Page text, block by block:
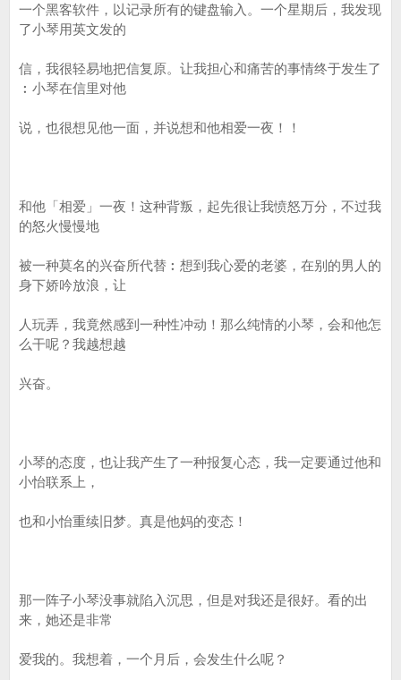
一个黑客软件，以记录所有的键盘输入。一个星期后，我发现
了小琴用英文发的
信，我很轻易地把信复原。让我担心和痛苦的事情终于发生了
︰小琴在信里对他
说，也很想见他一面，并说想和他相爱一夜！！
和他「相爱」一夜！这种背叛，起先很让我愤怒万分，不过我
的怒火慢慢地
被一种莫名的兴奋所代替︰想到我心爱的老婆，在别的男人的
身下娇吟放浪，让
人玩弄，我竟然感到一种性冲动！那么纯情的小琴，会和他怎
么干呢？我越想越
兴奋。
小琴的态度，也让我产生了一种报复心态，我一定要通过他和
小怡联系上，
也和小怡重续旧梦。真是他妈的变态！
那一阵子小琴没事就陷入沉思，但是对我还是很好。看的出
来，她还是非常
爱我的。我想着，一个月后，会发生什么呢？